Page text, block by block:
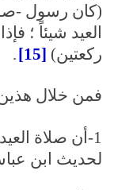
(كان رسول -
العيد شيئاً ؛
ركعتين) [15]
.
فمن خلال
1-أن صلاة
لحديث ابن